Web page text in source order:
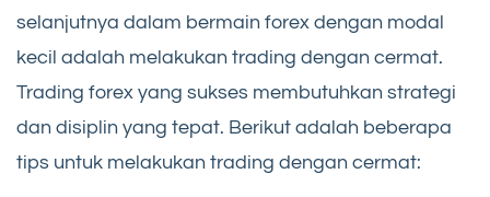
selanjutnya dalam bermain forex dengan modal
kecil adalah melakukan trading dengan cermat.
Trading forex yang sukses membutuhkan strategi
dan disiplin yang tepat. Berikut adalah beberapa
tips untuk melakukan trading dengan cermat: